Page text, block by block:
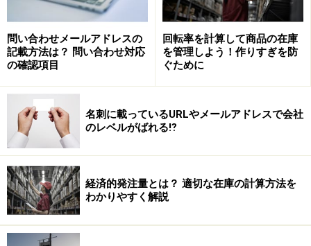
問い合わせメールアドレスの
記載方法は？ 問い合わせ対応
の確認項目
回転率を計算して商品の在庫
を管理しよう！作りすぎを防
ぐために
名刺に載っているURLやメールアドレスで会社
のレベルがばれる⁉
経済的発注量とは？ 適切な在庫の計算方法を
わかりやすく解説